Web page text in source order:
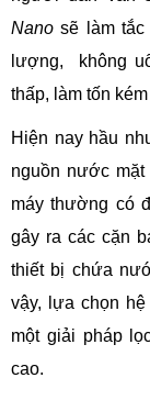
Nano sẽ làm tắc
lượng, không
thấp, làm tốn
Hiện nay hầu
nguồn nước
máy thường có
gây ra các cặn
thiết bị chứa
vậy, lựa chọn hệ
một giải pháp
cao.